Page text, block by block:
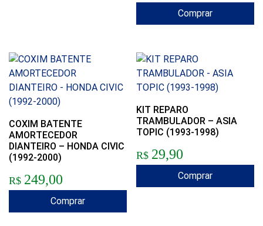
Comprar
COXIM BATENTE
AMORTECEDOR
DIANTEIRO – HONDA CIVIC
(1992-2000)
R$ 249,00
Comprar
KIT REPARO
TRAMBULADOR – ASIA
TOPIC (1993-1998)
R$ 29,90
Comprar